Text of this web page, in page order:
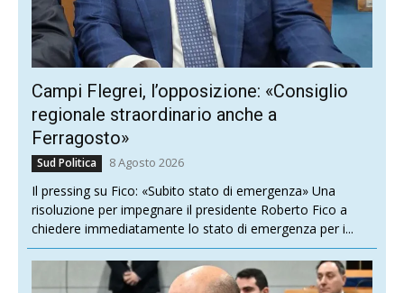
Campi Flegrei, l’opposizione: «Consiglio
regionale straordinario anche a
Ferragosto»
Sud Politica 8 Agosto 2026
Il pressing su Fico: «Subito stato di emergenza» Una
risoluzione per impegnare il presidente Roberto Fico a
chiedere immediatamente lo stato di emergenza per i...